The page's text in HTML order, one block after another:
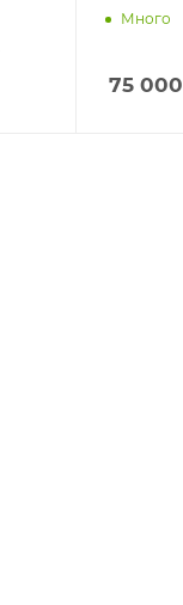
Много
75 000